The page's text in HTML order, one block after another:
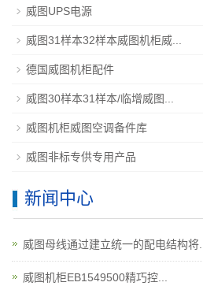
威图UPS电源
威图31样本32样本威图机柜威...
德国威图机柜配件
威图30样本31样本/临增威图...
威图机柜威图空调备件库
威图非标专供专用产品
新闻中心
威图母线通过建立统一的配电结构将...
威图机柜EB1549500精巧控...